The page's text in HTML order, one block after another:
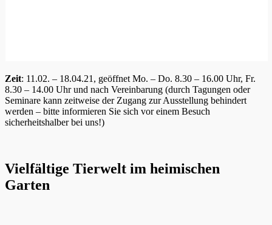
Zeit: 11.02. – 18.04.21, geöffnet Mo. – Do. 8.30 – 16.00 Uhr, Fr.
8.30 – 14.00 Uhr und nach Vereinbarung (durch Tagungen oder
Seminare kann zeitweise der Zugang zur Ausstellung behindert
werden – bitte informieren Sie sich vor einem Besuch
sicherheitshalber bei uns!)
Vielfältige Tierwelt im heimischen
Garten